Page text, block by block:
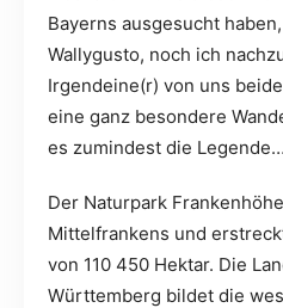
Bayerns ausgesucht
Wallygusto, noch ich
Irgendeine(r) von uns
eine ganz besondere
es zumindest die
Der Naturpark
Mittelfrankens und
von 110 450 Hektar. Die
Württemberg bildet die